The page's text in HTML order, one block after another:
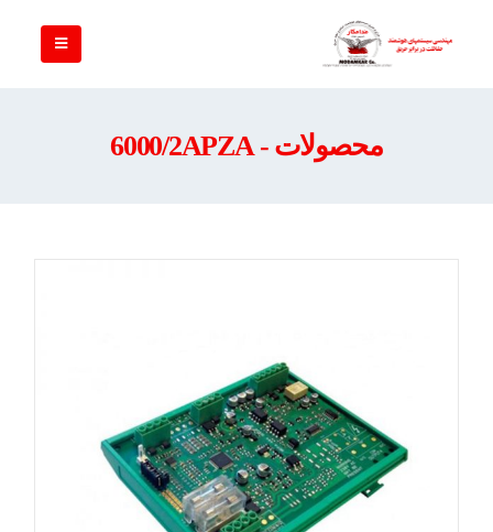
محصولات - 6000/2APZA